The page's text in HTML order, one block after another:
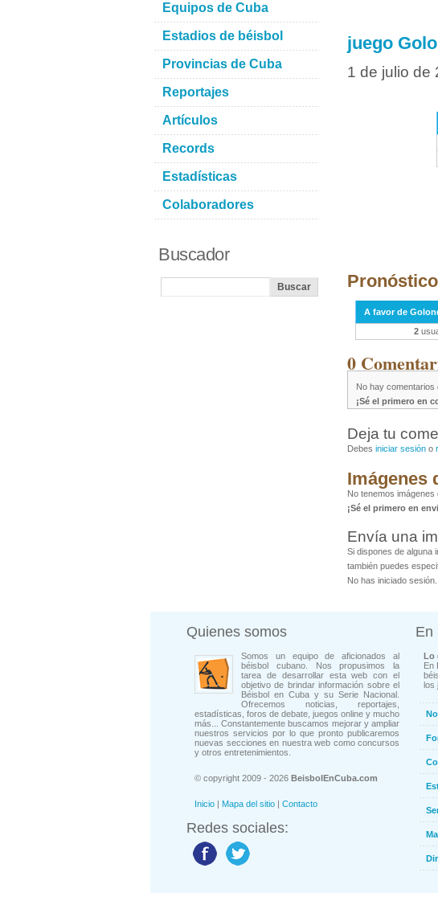
juego
1 de julio de
A favor de
2
0
No hay comentarios
¡Sé el primero en
Deja tu
Debes iniciar sesión o
Imágenes
No tenemos
¡Sé el primero en
Envía una
Si dispones de alguna
también puedes
No has iniciado
Equipos de Cuba
Estadios de béisbol
Provincias de Cuba
Reportajes
Artículos
Records
Estadísticas
Colaboradores
Buscador
Quienes somos
Somos un equipo de aficionados al
béisbol cubano. Nos propusimos la
tarea de desarrollar esta web con el
objetivo de brindar información sobre el
Béisbol en Cuba y su Serie Nacional.
Ofrecemos noticias, reportajes,
estadísticas, foros de debate, juegos online y mucho
más... Constantemente buscamos mejorar y ampliar
nuestros servicios por lo que pronto publicaremos
nuevas secciones en nuestra web como concursos
y otros entretenimientos.
© copyright 2009 - 2026 BeisbolEnCuba.com
Inicio | Mapa del sitio | Contacto
Redes sociales:
En
Lo
En
los